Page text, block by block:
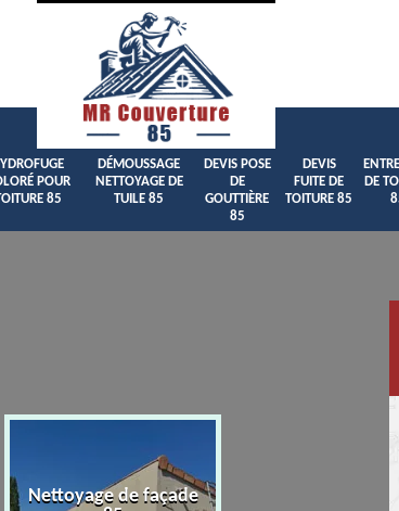
POUR
85
DÉMOUSSAGE
NETTOYAGE DE
TUILE 85
DEVIS POSE
DE
GOUTTIÈRE
85
DEVIS
FUITE DE
TOITURE 85
DE
Nettoyage de façade
Devis nettoyage